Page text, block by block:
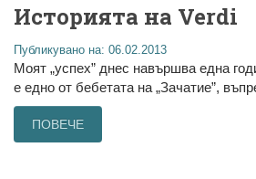
Историята на Verdi
Публикувано на: 06.02.2013
Моят „успех” днес навършва една
е едно от бебетата на „Зачатие”,
ПОВЕЧЕ